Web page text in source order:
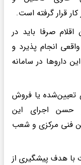
قرار گرفته است.
صرفا باید در
انجام پذیرد و
داروها در سامانه
تعیین‌شده یا فروش
حسن اجرای این
فنی مرکزی و شعب
با هدف پیشگیری از